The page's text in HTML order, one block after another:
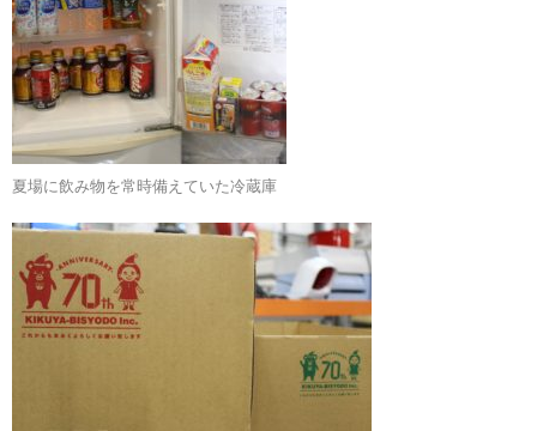
夏場に飲み物を常時備えていた冷蔵庫